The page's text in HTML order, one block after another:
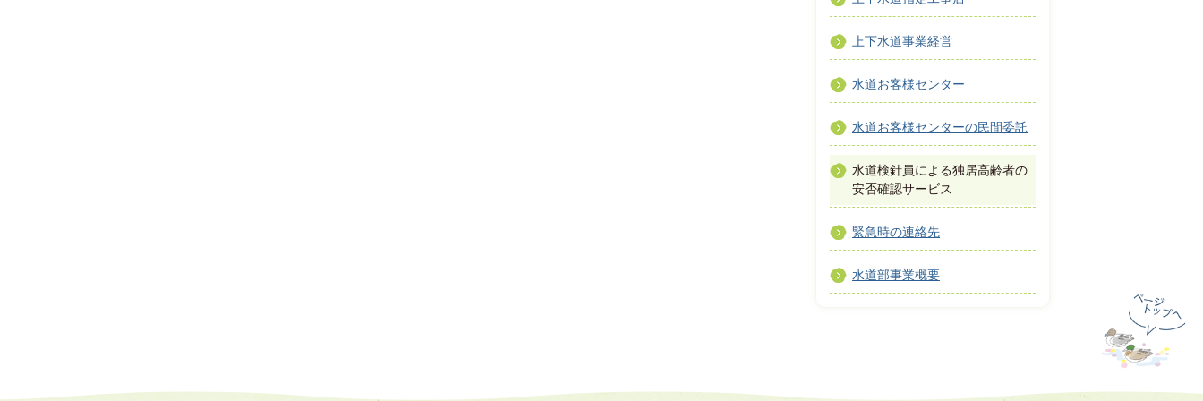
上下水道事業経営
水道お客様センター
水道お客様センターの民間委託
水道検針員による独居高齢者の
安否確認サービス
緊急時の連絡先
水道部事業概要